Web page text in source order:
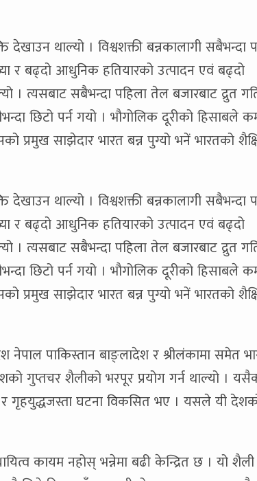
थाल्यो । विश्वशक्ती बन्नकालागी सबैभन्दा
र बढ्दो आधुनिक हतियारको उत्पादन एवं बढ्दो
। त्यसबाट सबैभन्दा पहिला तेल बजारबाट द्रुत
छिटो पर्न गयो । भौगोलिक दूरीको हिसाबले
प्रमुख साझेदार भारत बन्न पुग्यो भनें भारतको
थाल्यो । विश्वशक्ती बन्नकालागी सबैभन्दा
र बढ्दो आधुनिक हतियारको उत्पादन एवं बढ्दो
। त्यसबाट सबैभन्दा पहिला तेल बजारबाट द्रुत
छिटो पर्न गयो । भौगोलिक दूरीको हिसाबले
प्रमुख साझेदार भारत बन्न पुग्यो भनें भारतको
नेपाल पाकिस्तान बाङ्लादेश र श्रीलंकामा समेत
गुप्तचर शैलीको भरपूर प्रयोग गर्न थाल्यो ।
गृहयुद्धजस्ता घटना विकसित भए । यसले यी देशको
कायम नहोस् भन्नेमा बढी केन्द्रित छ । यो